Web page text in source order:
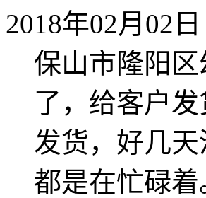
2018年02月02
保山市隆阳区
了，给客户
发货，好几
都是在忙碌